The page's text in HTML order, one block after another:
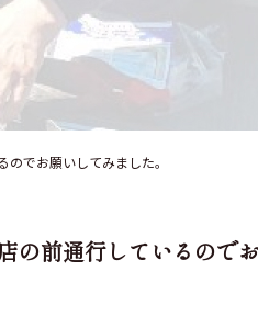
でお願いしてみました。
前通行しているので